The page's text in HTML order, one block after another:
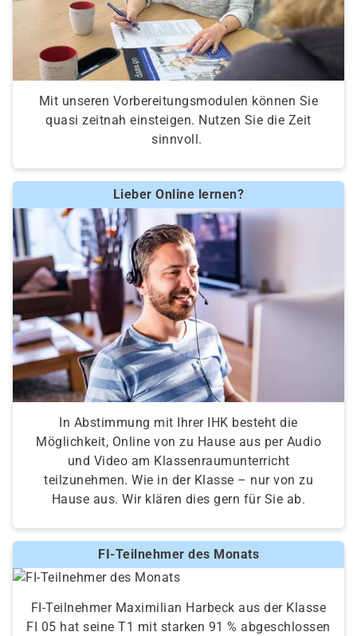
Mit unseren Vorbereitungsmodulen können Sie
quasi zeitnah einsteigen. Nutzen Sie die Zeit
sinnvoll.
Lieber Online lernen?
In Abstimmung mit Ihrer IHK besteht die
Möglichkeit, Online von zu Hause aus per Audio
und Video am Klassenraumunterricht
teilzunehmen. Wie in der Klasse – nur von zu
Hause aus. Wir klären dies gern für Sie ab.
FI-Teilnehmer des Monats
FI-Teilnehmer Maximilian Harbeck aus der Klasse
FI 05 hat seine T1 mit starken 91 % abgeschlossen